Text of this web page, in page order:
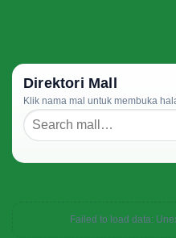
Premium
Direktori Mall
Klik nama mal untuk membuka
Failed to load data: